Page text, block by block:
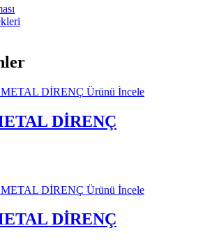
Ürünü İncele
DİRENÇ
Ürünü İncele
DİRENÇ